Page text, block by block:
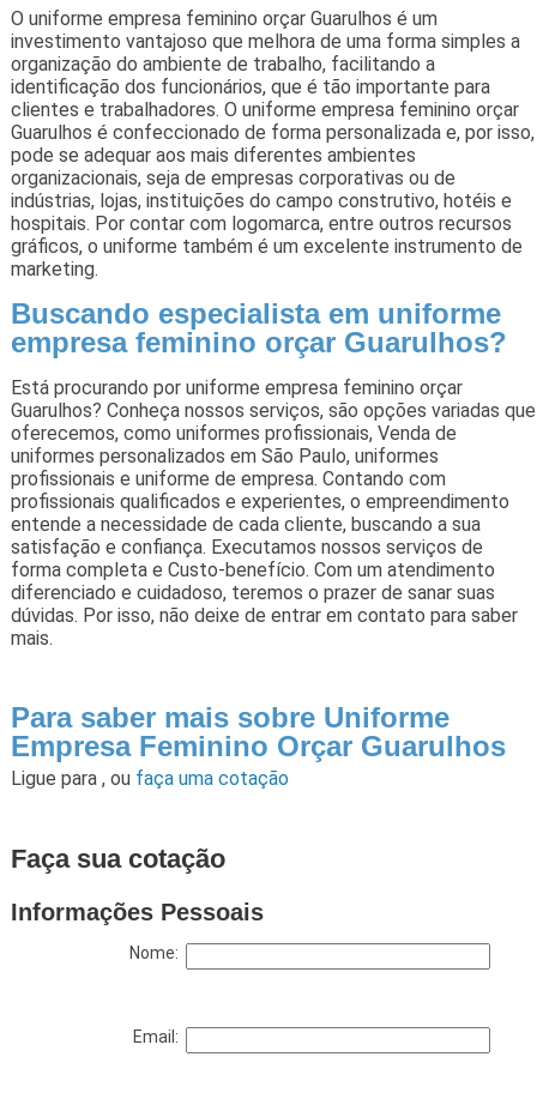
O uniforme empresa feminino orçar Guarulhos é um
investimento vantajoso que melhora de uma forma simples a
organização do ambiente de trabalho, facilitando a
identificação dos funcionários, que é tão importante para
clientes e trabalhadores. O uniforme empresa feminino orçar
Guarulhos é confeccionado de forma personalizada e, por isso,
pode se adequar aos mais diferentes ambientes
organizacionais, seja de empresas corporativas ou de
indústrias, lojas, instituições do campo construtivo, hotéis e
hospitais. Por contar com logomarca, entre outros recursos
gráficos, o uniforme também é um excelente instrumento de
marketing.
Buscando especialista em uniforme
empresa feminino orçar Guarulhos?
Está procurando por uniforme empresa feminino orçar
Guarulhos? Conheça nossos serviços, são opções variadas que
oferecemos, como uniformes profissionais, Venda de
uniformes personalizados em São Paulo, uniformes
profissionais e uniforme de empresa. Contando com
profissionais qualificados e experientes, o empreendimento
entende a necessidade de cada cliente, buscando a sua
satisfação e confiança. Executamos nossos serviços de
forma completa e Custo-benefício. Com um atendimento
diferenciado e cuidadoso, teremos o prazer de sanar suas
dúvidas. Por isso, não deixe de entrar em contato para saber
mais.
Para saber mais sobre Uniforme
Empresa Feminino Orçar Guarulhos
Ligue para , ou faça uma cotação
Faça sua cotação
Informações Pessoais
Nome:
Email: